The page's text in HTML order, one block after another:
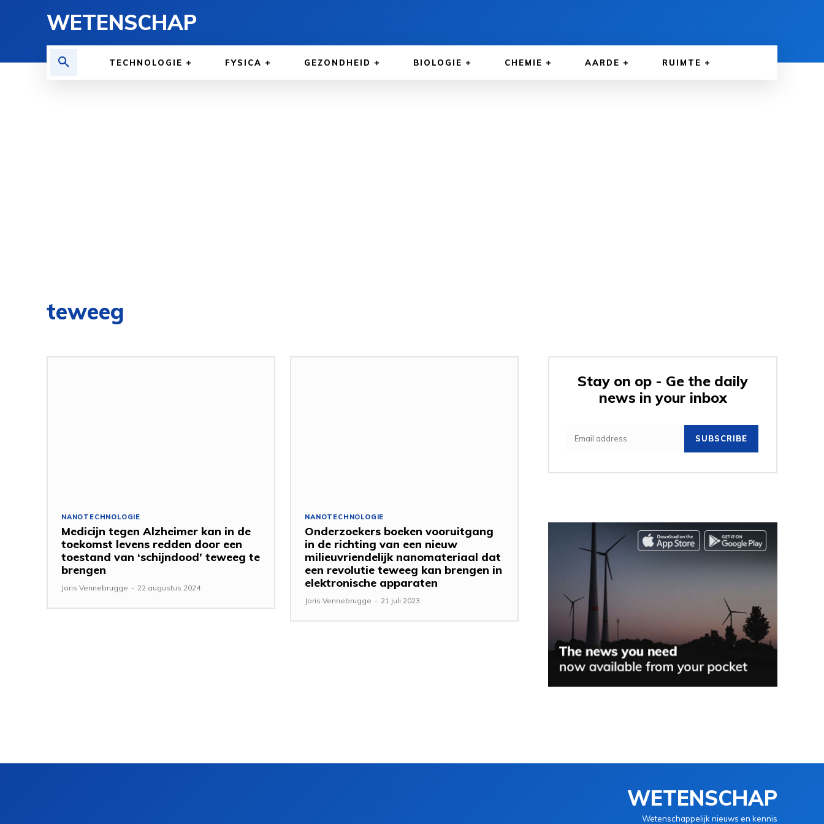
WETENSCHAP
TECHNOLOGIE FYSICA GEZONDHEID BIOLOGIE CHEMIE AARDE RUIMTE
teweeg
NANOTECHNOLOGIE
Medicijn tegen Alzheimer kan in de
toekomst levens redden door een
toestand van ‘schijndood’ teweeg te
brengen
Joris Vennebrugge - 22 augustus 2024
NANOTECHNOLOGIE
Onderzoekers boeken vooruitgang
in de richting van een nieuw
milieuvriendelijk nanomateriaal dat
een revolutie teweeg kan brengen in
elektronische apparaten
Joris Vennebrugge - 21 juli 2023
Stay on op - Ge the daily
news in your inbox
SUBSCRIBE
WETENSCHAP
Wetenschappelijk nieuws en kennis